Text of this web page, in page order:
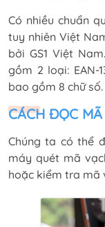
Có nhiều chuẩn
tuy nhiên Việt
bởi GS1 Việt
gồm 2 loại: EAN-
bao gồm 8 chữ số.
CÁCH ĐỌC
Chúng ta có thể
máy quét mã
hoặc kiểm tra mã